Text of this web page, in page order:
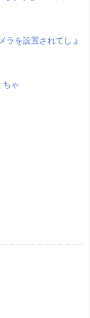
ラを設置されてしょ
ちゃ